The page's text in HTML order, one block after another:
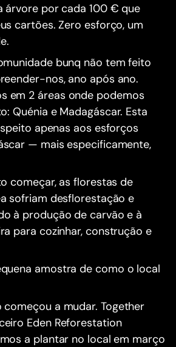
árvore por cada 100 € que
cartões. Zero esforço, um
bunq não tem feito
nos, ano após ano.
em 2 áreas onde podemos
Quénia e Madagáscar. Esta
apenas aos esforços
— mais especificamente,
começar, as florestas de
sofriam desflorestação e
à produção de carvão e à
para cozinhar, construção e
amostra de como o local
a mudar. Together
Eden Reforestation
a plantar no local em março